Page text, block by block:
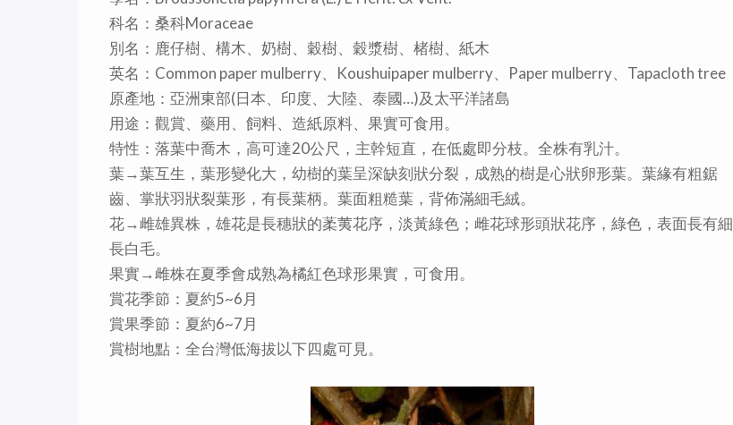
科名：桑科Moraceae
別名：鹿仔樹、構木、奶樹、穀樹、穀漿樹、楮樹、紙木
英名：Common paper mulberry、Koushuipaper mulberry、Paper mulberry、Tapacloth tree
原產地：亞洲東部(日本、印度、大陸、泰國…)及太平洋諸島
用途：觀賞、藥用、飼料、造紙原料、果實可食用。
特性：落葉中喬木，高可達20公尺，主幹短直，在低處即分枝。全株有乳汁。
葉→葉互生，葉形變化大，幼樹的葉呈深缺刻狀分裂，成熟的樹是心狀卵形葉。葉緣有粗鋸
齒、掌狀羽狀裂葉形，有長葉柄。葉面粗糙葉，背佈滿細毛絨。
花→雌雄異株，雄花是長穗狀的葇荑花序，淡黃綠色；雌花球形頭狀花序，綠色，表面長有細
長白毛。
果實→雌株在夏季會成熟為橘紅色球形果實，可食用。
賞花季節：夏約5~6月
賞果季節：夏約6~7月
賞樹地點：全台灣低海拔以下四處可見。